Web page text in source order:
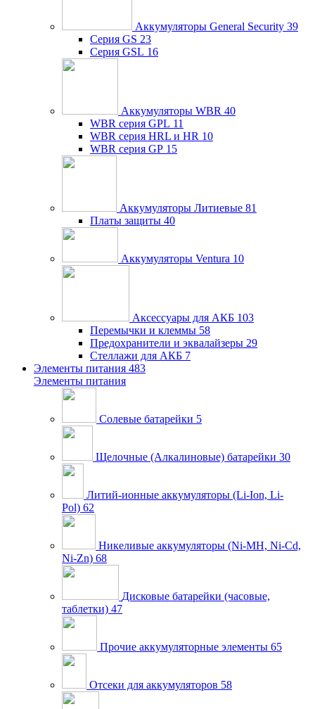
Аккумуляторы General Security 39
Серия GS 23
Серия GSL 16
Аккумуляторы WBR 40
WBR серия GPL 11
WBR серия HRL и HR 10
WBR серия GP 15
Аккумуляторы Литиевые 81
Платы защиты 40
Аккумуляторы Ventura 10
Аксессуары для АКБ 103
Перемычки и клеммы 58
Предохранители и эквалайзеры 29
Стеллажи для АКБ 7
Элементы питания 483
Элементы питания
Солевые батарейки 5
Щелочные (Алкалиновые) батарейки 30
Литий-ионные аккумуляторы (Li-Ion, Li-
Pol) 62
Никеливые аккумуляторы (Ni-MH, Ni-Cd,
Ni-Zn) 68
Дисковые батарейки (часовые,
таблетки) 47
Прочие аккумуляторные элементы 65
Отсеки для аккумуляторов 58